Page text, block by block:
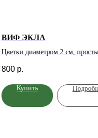
ВИФ ЭКЛА
Цветки диаметром 2 см,
серединкой, в больших и
пирамидальных соцветиях.
Цветение обильное, почти
Осенью появляются оранжево-
800 р.
Купить